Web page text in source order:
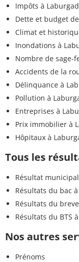
Impôts à
Dette et budget
Climat et
Inondations à
Nombre de sage-
Accidents de la
Délinquance à
Pollution à
Entreprises à
Prix immobilier à
Hôpitaux à
Tous les
Résultat
Résultats du bac
Résultats du
Résultats du BTS
Nos autres
Prénoms